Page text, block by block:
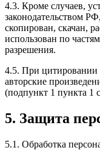
4.3. Кроме случаев,
законодательством
скопирован, скачан,
использован по
разрешения.
4.5. При цитировании
авторские
(подпункт 1 пункта 1
5. Защита
5.1. Обработка